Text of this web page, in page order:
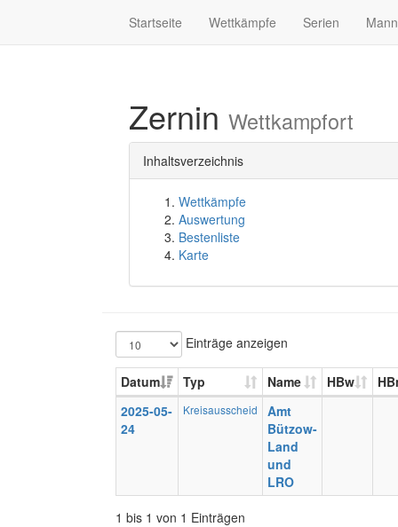
Startseite Wettkämpfe Serien
Zernin Wettkampfort
Inhaltsverzeichnis
Wettkämpfe
Auswertung
Bestenliste
Karte
Einträge anzeigen
Datum Typ Name HBw
2025-05-
24
Kreisausscheid
Amt
Bützow-
Land
und
LRO
1 bis 1 von 1 Einträgen